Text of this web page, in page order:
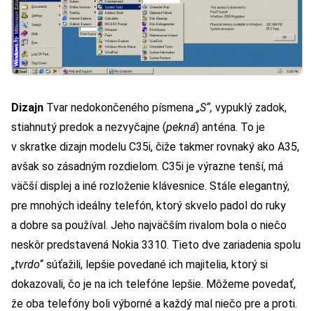
Dizajn Tvar nedokončeného písmena „S“, vypuklý zadok,
stiahnutý predok a nezvyčajne (pekná) anténa. To je
v skratke dizajn modelu C35i, čiže takmer rovnaký ako A35,
avšak so zásadným rozdielom. C35i je výrazne tenší, má
väčší displej a iné rozloženie klávesnice. Stále elegantný,
pre mnohých ideálny telefón, ktorý skvelo padol do ruky
a dobre sa používal. Jeho najväčším rivalom bola o niečo
neskôr predstavená Nokia 3310. Tieto dve zariadenia spolu
„tvrdo“ súťažili, lepšie povedané ich majitelia, ktorý si
dokazovali, čo je na ich telefóne lepšie. Môžeme povedať,
že oba telefóny boli výborné a každý mal niečo pre a proti.